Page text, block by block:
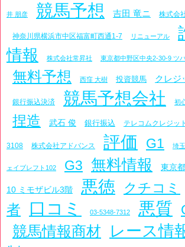
井 朋彦 競馬予想 吉田 竜ニ 株式会
神奈川県横浜市中区福富町西通1-7 リニューアル
情報
株式会社常昇社 東京都中野区中央2-30-9 ツ
無料予想 西窪 大樹 投資競馬 クレジ
銀行振込決済 競馬予想会社 初
捏造 武石 俊 銀行振込 テレコムクレジッ
3108 株式会社アドバンス 評価 G1 埼
ェイブレフト102 G3 無料情報 東京
10 ミモザビル3階 悪徳 クチコミ
者
口コミ 03-5348-7312 悪質
競馬情報商材 レース情